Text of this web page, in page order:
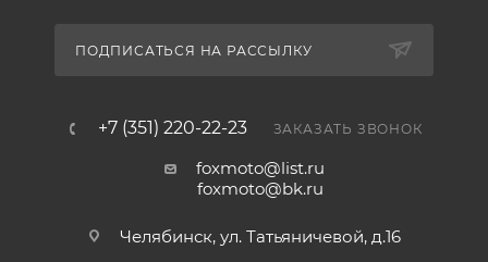
ПОДПИСАТЬСЯ НА РАССЫЛКУ
+7 (351) 220-22-23 ЗАКАЗАТЬ ЗВОНОК
foxmoto@list.ru
foxmoto@bk.ru
Челябинск, ул. Татьяничевой, д.16